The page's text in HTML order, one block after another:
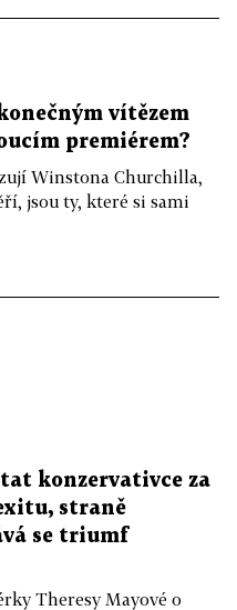
vítězem
premiérem?
Winstona Churchilla,
jsou ty, které si sami
konzervativce za
straně
se triumf
Theresy Mayové o